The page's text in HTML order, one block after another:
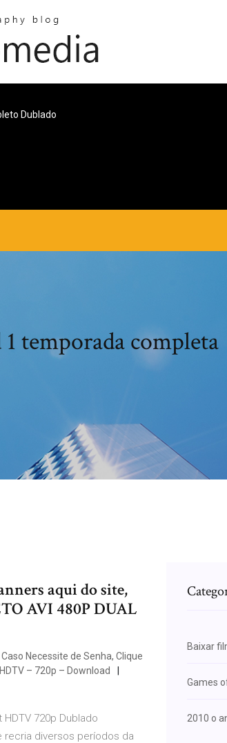
Dublado
temporada completa
aqui do site,
AVI 480P DUAL
Necessite de Senha, Clique
– 720p – Download
720p Dublado
recria diversos períodos da
Baixar
Games
2010 o